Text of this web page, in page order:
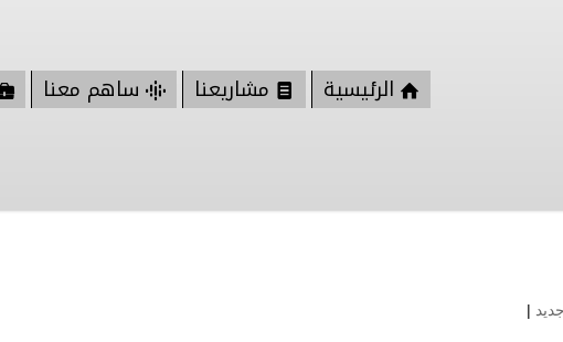
الرئيسية مشاريعنا ساهم معنا
جديد |